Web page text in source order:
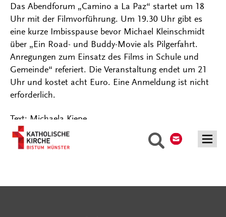
Suche
Das Abendforum „Camino a La Paz“ startet um 18
Uhr mit der Filmvorführung. Um 19.30 Uhr gibt es
eine kurze Imbisspause bevor Michael Kleinschmidt
über „Ein Road- und Buddy-Movie als Pilgerfahrt.
Anregungen zum Einsatz des Films in Schule und
Gemeinde“ referiert. Die Veranstaltung endet um 21
Uhr und kostet acht Euro. Eine Anmeldung ist nicht
erforderlich.
Text: Michaela Kiepe